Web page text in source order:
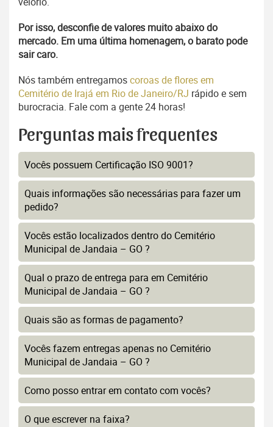
Por isso, desconfie de valores muito abaixo do
mercado. Em uma última homenagem, o barato pode
sair caro.
Nós também entregamoscoroas de flores em
Cemitério de Irajá em Rio de Janeiro/RJ rápido e sem
burocracia. Fale com a gente 24 horas!
Perguntas mais frequentes
Vocês possuem Certificação ISO 9001?
Quais informações são necessárias para fazer um
pedido?
Vocês estão localizados dentro do Cemitério
Municipal de Jandaia – GO ?
Qual o prazo de entrega para em Cemitério
Municipal de Jandaia – GO ?
Quais são as formas de pagamento?
Vocês fazem entregas apenas no Cemitério
Municipal de Jandaia – GO ?
Como posso entrar em contato com vocês?
O que escrever na faixa?